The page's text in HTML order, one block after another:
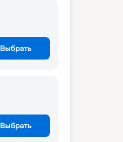
Выбрать
Выбрать